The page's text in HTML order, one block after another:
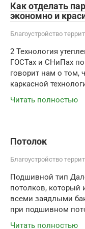
Как отделать
экономно и
Благоустройство
2 Технология
ГОСТах и СНиПах
говорит нам о том,
каркасной
Читать полностью
Потолок
Благоустройство
Подшивной тип
потолков, который
всеми заядлыми
при подшивном
Читать полностью